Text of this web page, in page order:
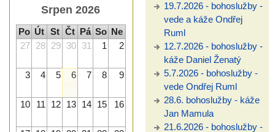
Srpen 2026
Po Út St Čt Pá So Ne
27 28 29 30 31 1 2
3 4 5 6 7 8 9
10 11 12 13 14 15 16
19.7.2026 - bohoslužby -
vede a káže Ondřej
Ruml
12.7.2026 - bohoslužby -
káže Daniel Ženatý
5.7.2026 - bohoslužby -
vede Ondřej Ruml
28.6. bohoslužby - káže
Jan Mamula
21.6.2026 - bohoslužby -